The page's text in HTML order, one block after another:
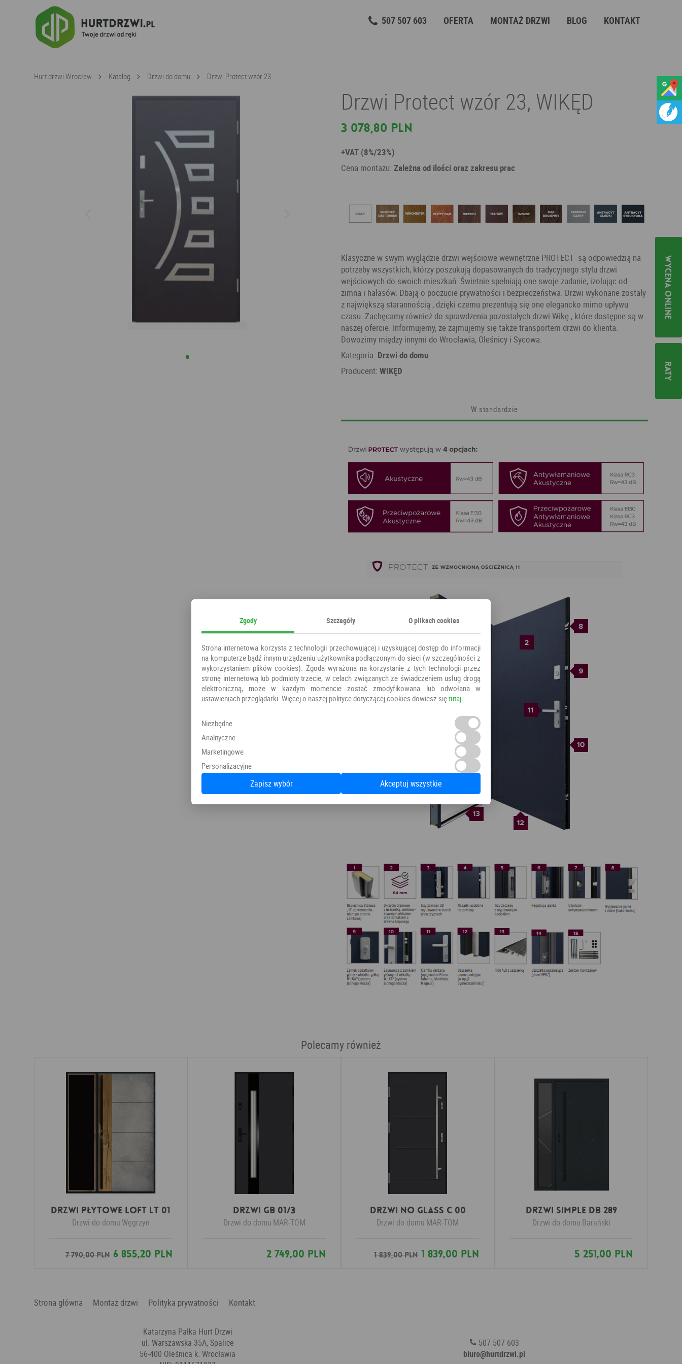
507 507 603 OFERTA MONTAŻ DRZWI BLOG KONTAKT
Hurt drzwi Wrocław Katalog Drzwi do domu Drzwi Protect wzór 23
Drzwi Protect wzór 23, WIKĘD
3 078,80 PLN
+VAT (8%/23%)
Cena montażu: Zależna od ilości oraz zakresu prac
Klasyczne w swym wyglądzie drzwi wejściowe wewnętrzne PROTECT są odpowiedzią na
potrzeby wszystkich, którzy poszukują dopasowanych do tradycyjnego stylu drzwi
wejściowych do swoich mieszkań. Świetnie spełniają one swoje zadanie, izolując od
zimna i hałasów. Dbają o poczucie prywatności i bezpieczeństwa. Drzwi wykonane zostały
z największą starannością , dzięki czemu prezentują się one elegancko mimo upływu
czasu. Zachęcamy również do sprawdzenia pozostałych drzwi Wikę , które dostępne są w
naszej ofercie. Informujemy, że zajmujemy się także transportem drzwi do klienta.
Dowozimy między innymi do Wrocławia, Oleśnicy i Sycowa.
Kategoria: Drzwi do domu
Producent: WIKĘD
W standardzie
Polecamy również
DRZWI PŁYTOWE LOFT LT 01
Drzwi do domu Węgrzyn
7 790,00 PLN6 855,20 PLN
Drzwi GB 01/3
Drzwi do domu MAR-TOM
2 749,00 PLN
Drzwi No Glass C 00
Drzwi do domu MAR-TOM
1 839,00 PLN1 839,00 PLN
Drzwi SIMPLE DB 289
Drzwi do domu Barański
5 251,00 PLN
Strona główna Montaż drzwi Polityka prywatności Kontakt
Katarzyna Pałka Hurt Drzwi
ul. Warszawska 35A, Spalice
56-400 Oleśnica k. Wrocławia
507 507 603
biuro@hurtdrzwi.pl
Zgody Szczegóły O plikach cookies
Strona internetowa korzysta z technologii przechowującej i uzyskującej dostęp do informacji
na komputerze bądź innym urządzeniu użytkownika podłączonym do sieci (w szczególności z
wykorzystaniem plików cookies). Zgoda wyrażona na korzystanie z tych technologii przez
stronę internetową lub podmioty trzecie, w celach związanych ze świadczeniem usług drogą
elektroniczną, może w każdym momencie zostać zmodyfikowana lub odwołana w
ustawieniach przeglądarki. Więcej o naszej polityce dotyczącej cookies dowiesz siętutaj
Niezbędne
Analityczne
Marketingowe
Personalizacyjne
Zapisz wybór Akceptuj wszystkie
Wycena online
Raty